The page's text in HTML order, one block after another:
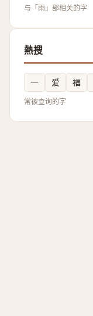
与「雨」部相关的字
熱搜
一 爱 福
常被查询的字